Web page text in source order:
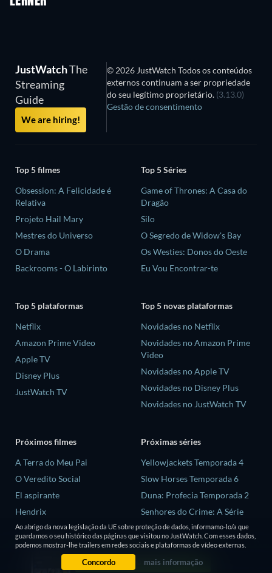
JustWatchThe
Streaming
Guide
We are hiring!
© 2026 JustWatch Todos os conteúdos
externos continuam a ser propriedade
do seu legítimo proprietário. (3.13.0)
Gestão de consentimento
Top 5 filmes
Obsession: A Felicidade é
Relativa
Projeto Hail Mary
Mestres do Universo
O Drama
Backrooms - O Labirinto
Top 5 Séries
Game of Thrones: A Casa do
Dragão
Silo
O Segredo de Widow's Bay
Os Westies: Donos do Oeste
Eu Vou Encontrar-te
Top 5 plataformas
Netflix
Amazon Prime Video
Apple TV
Disney Plus
JustWatch TV
Top 5 novas plataformas
Novidades no Netflix
Novidades no Amazon Prime
Video
Novidades no Apple TV
Novidades no Disney Plus
Novidades no JustWatch TV
Próximos filmes
A Terra do Meu Pai
O Veredito Social
El aspirante
Hendrix
Megaville
Próximas séries
Yellowjackets Temporada 4
Slow Horses Temporada 6
Duna: Profecia Temporada 2
Senhores do Crime: A Série
Temporada 2
Love is Blind: Reino Unido
Temporada 3
Ao abrigo da nova legislação da UE sobre proteção de dados, informamo-lo/a que
guardamos o seu histórico das páginas que visitou no JustWatch. Com esses dados,
podemos mostrar-lhe trailers em redes sociais e plataformas de vídeo externas.
Concordo mais informação